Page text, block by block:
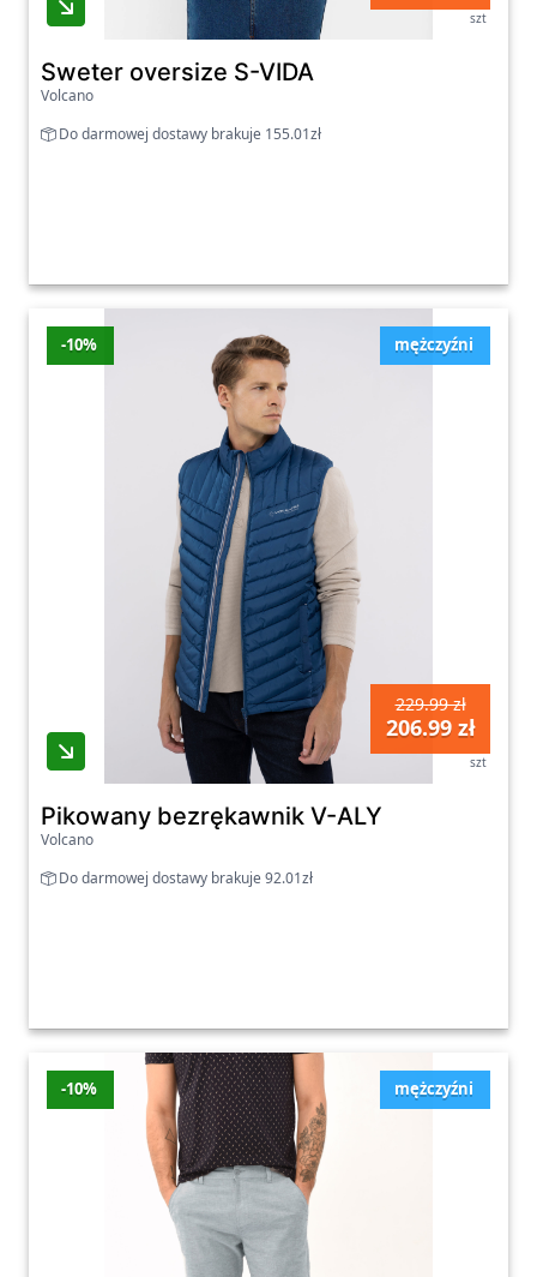
szt
Sweter oversize S-VIDA
Volcano
Do darmowej dostawy brakuje 155.01zł
mężczyźni
-10%
229.99 zł
206.99 zł
szt
Pikowany bezrękawnik V-ALY
Volcano
Do darmowej dostawy brakuje 92.01zł
mężczyźni
-10%